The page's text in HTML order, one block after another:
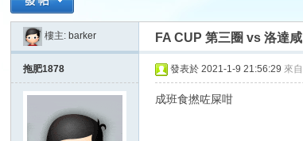
» › ›
樓主: barker FA CUP 第三圈 vs 洛達
拖肥1878 發表於 2021-1-9 21:56:29 來
成班食撚咗屎咁